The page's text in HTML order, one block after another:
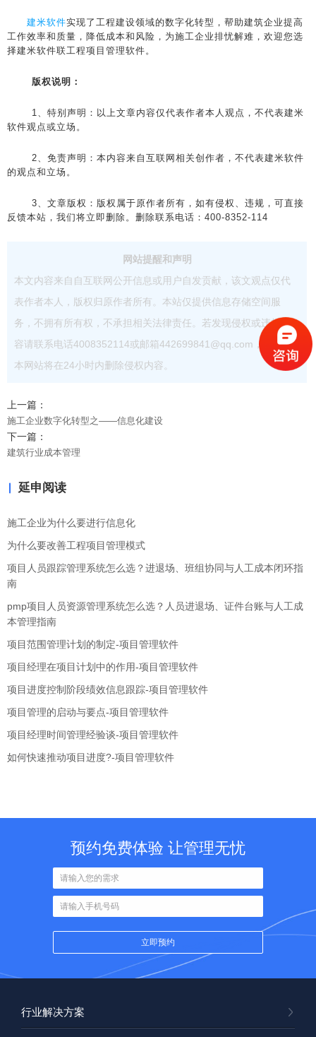
建米软件实现了工程建设领域的数字化转型，帮助建筑企业提高
工作效率和质量，降低成本和风险，为施工企业排忧解难，欢迎您选
择建米软件联工程项目管理软件。
版权说明：
1、特别声明：以上文章内容仅代表作者本人观点，不代表建米
软件观点或立场。
2、免责声明：本内容来自互联网相关创作者，不代表建米软件
的观点和立场。
3、文章版权：版权属于原作者所有，如有侵权、违规，可直接
反馈本站，我们将立即删除。删除联系电话：400-8352-114
网站提醒和声明
本文内容来自自互联网公开信息或用户自发贡献，该文观点仅代
表作者本人，版权归原作者所有。本站仅提供信息存储空间服
务，不拥有所有权，不承担相关法律责任。若发现侵权或违规内
容请联系电话4008352114或邮箱442699841@qq.com，核实后
本网站将在24小时内删除侵权内容。
上一篇：
施工企业数字化转型之——信息化建设
下一篇：
建筑行业成本管理
延申阅读
施工企业为什么要进行信息化
为什么要改善工程项目管理模式
项目人员跟踪管理系统怎么选？进退场、班组协同与人工成本闭环指
南
pmp项目人员资源管理系统怎么选？人员进退场、证件台账与人工成
本管理指南
项目范围管理计划的制定-项目管理软件
项目经理在项目计划中的作用-项目管理软件
项目进度控制阶段绩效信息跟踪-项目管理软件
项目管理的启动与要点-项目管理软件
项目经理时间管理经验谈-项目管理软件
如何快速推动项目进度?-项目管理软件
预约免费体验 让管理无忧
行业解决方案